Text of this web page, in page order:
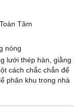
Tâm
nóng
lưới thép hàn, giằng
cách chắc chắn để
phân khu trong nhà